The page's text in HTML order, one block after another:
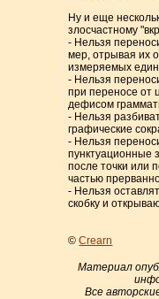
Ну и еще
злосчастному
- Нельзя
мер, отрывая их
измеряемых
- Нельзя
при переносе от
дефисом
- Нельзя
графические
- Нельзя
пунктуационные
после точки или
частью
- Нельзя
скобку и
©Crearn
Материал
Все